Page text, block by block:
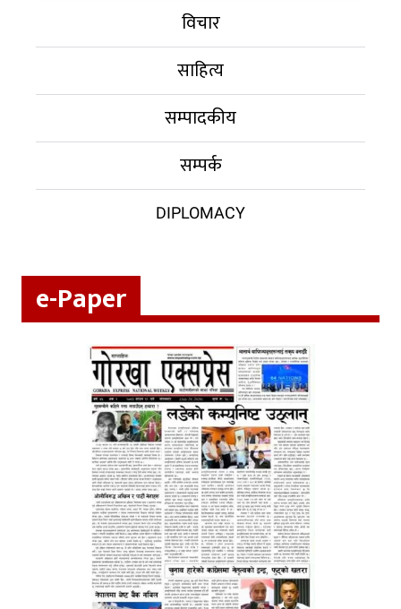
विचार
साहित्य
सम्पादकीय
सम्पर्क
DIPLOMACY
e-Paper